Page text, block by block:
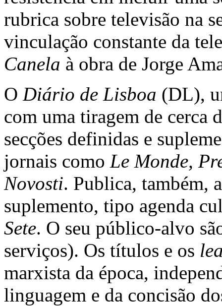
rubrica sobre televisão na
vinculação constante da
Canela à obra de Jorge
O Diário de Lisboa (DL),
com uma tiragem de cerca
secções definidas e
jornais como Le Monde,
Novosti. Publica, também,
suplemento, tipo agenda
Sete. O seu público-alvo
serviços). Os títulos e os
marxista da época,
linguagem e da concisão